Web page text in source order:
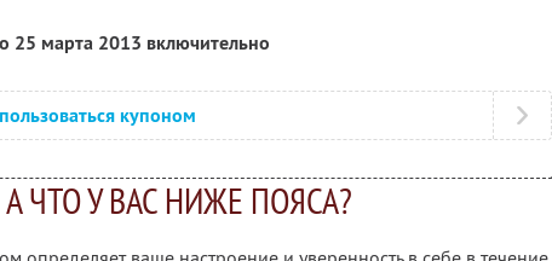
25 марта 2013 включительно
купоном
А ЧТО У ВАС НИЖЕ ПОЯСА?